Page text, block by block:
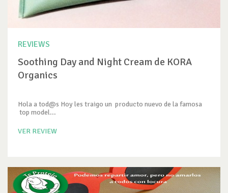
REVIEWS
Soothing Day and Night Cream de KORA
Organics
Hola a tod@s Hoy les traigo un producto nuevo de la famosa
top model...
VER REVIEW